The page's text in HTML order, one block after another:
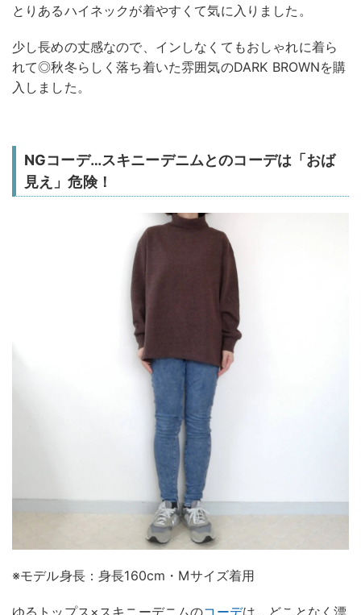
とりあるハイネックが着やすくて気に入りました。
少し長めの丈感なので、インしなくてもおしゃれに着ら
れて◎秋冬らしく落ち着いた雰囲気のDARK BROWNを購
入しました。
NGコーデ…スキニーデニムとのコーデは「おば
見え」危険！
※モデル身長：身長160cm・Mサイズ着用